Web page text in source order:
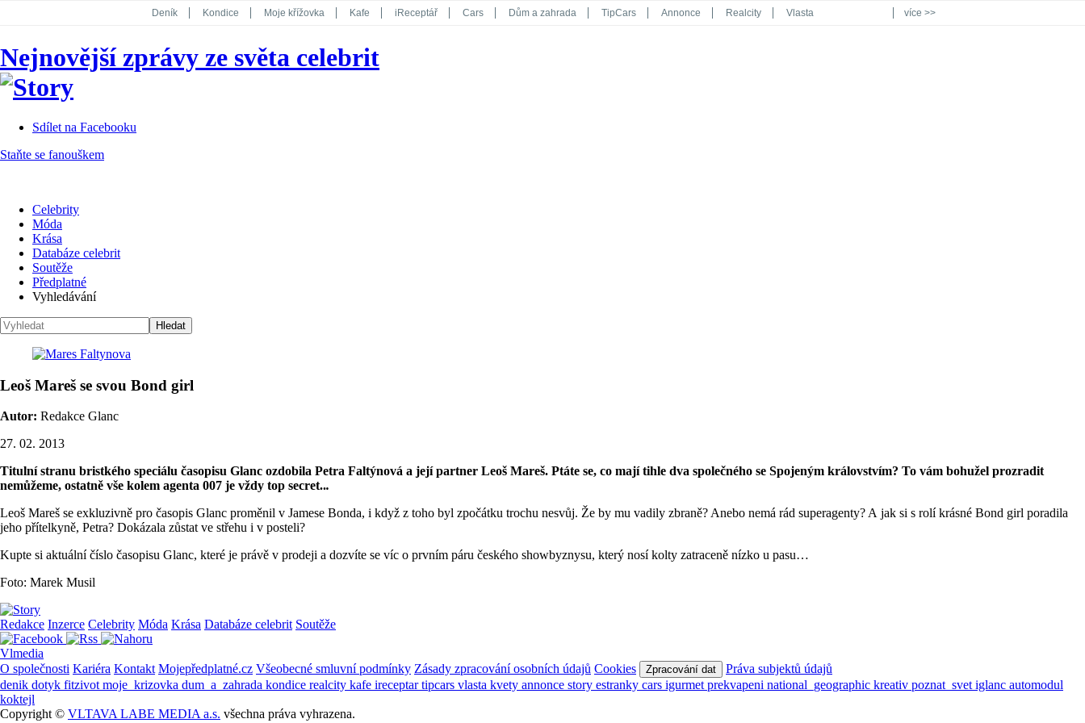
Deník Kondice Moje křížovka Kafe iReceptář Cars Dům a zahrada TipCars Annonce Realcity Vlasta
Koktejl
více >>
Nejnovější zprávy ze světa celebrit
Sdílet na Facebooku
Staňte se fanouškem
Celebrity
Móda
Krása
Databáze celebrit
Soutěže
Předplatné
Vyhledávání
Leoš Mareš se svou Bond girl
Autor: Redakce Glanc
27. 02. 2013
Titulní stranu bristkého speciálu časopisu Glanc ozdobila Petra Faltýnová a její partner Leoš Mareš. Ptáte se, co mají tihle dva společného se Spojeným královstvím? To vám bohužel prozradit
nemůžeme, ostatně vše kolem agenta 007 je vždy top secret...
Leoš Mareš se exkluzivně pro časopis Glanc proměnil v Jamese Bonda, i když z toho byl zpočátku trochu nesvůj. Že by mu vadily zbraně? Anebo nemá rád superagenty? A jak si s rolí krásné Bond girl poradila
jeho přítelkyně, Petra? Dokázala zůstat ve střehu i v posteli?
Kupte si aktuální číslo časopisu Glanc, které je právě v prodeji a dozvíte se víc o prvním páru českého showbyznysu, který nosí kolty zatraceně nízko u pasu…
Foto: Marek Musil
Redakce Inzerce Celebrity Móda Krása Databáze celebrit Soutěže
Vlmedia
O společnosti Kariéra Kontakt Mojepředplatné.cz Všeobecné smluvní podmínky Zásady zpracování osobních údajů Cookies Zpracování dat
Práva subjektů údajů
denik dotyk fitzivot moje_krizovka dum_a_zahrada kondice realcity kafe ireceptartipcars vlasta kvety annonce story estranky cars igurmet prekvapeni national_geographic kreativ poznat_svet iglanc automodul
koktejl
Copyright © VLTAVA LABE MEDIA a.s. všechna práva vyhrazena.